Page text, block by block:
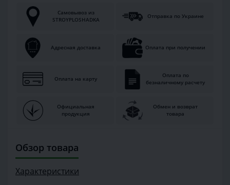
Самовывоз из
STROYPLOSHADKA
Отправка по Украине
Адресная доставка Оплата при получении
Оплата на карту
Оплата по
безналичному расчету
Официальная
продукция
Обмен и возврат
товара
Обзор товара
Характеристики